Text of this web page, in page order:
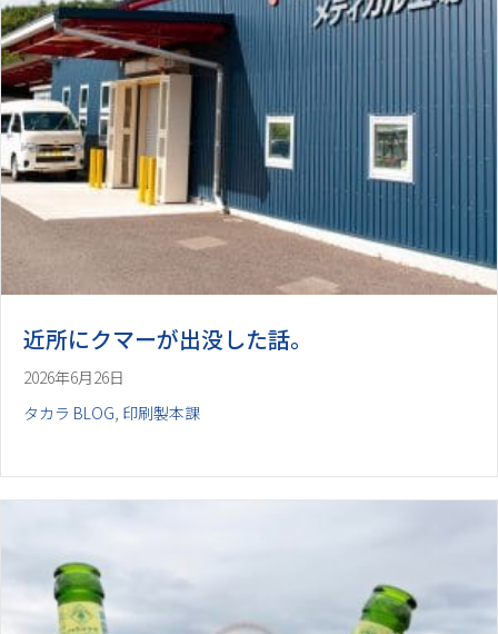
近所にクマーが出没した話。
2026年6月26日
タカラ BLOG, 印刷製本課